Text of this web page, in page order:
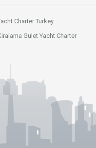
Charter Turkey
Gulet Yacht Charter